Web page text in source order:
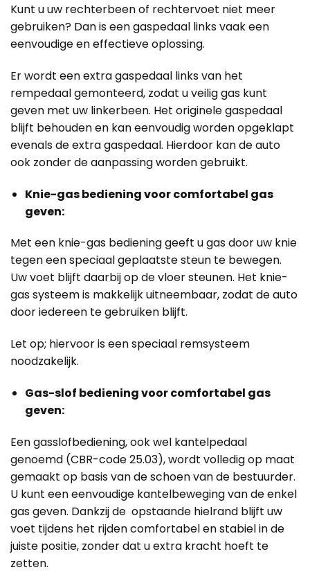
Kunt u uw rechterbeen of rechtervoet niet meer
gebruiken? Dan is een gaspedaal links vaak een
eenvoudige en effectieve oplossing.
Er wordt een extra gaspedaal links van het
rempedaal gemonteerd, zodat u veilig gas kunt
geven met uw linkerbeen. Het originele gaspedaal
blijft behouden en kan eenvoudig worden opgeklapt
evenals de extra gaspedaal. Hierdoor kan de auto
ook zonder de aanpassing worden gebruikt.
Knie-gas bediening voor comfortabel gas
geven:
Met een knie-gas bediening geeft u gas door uw knie
tegen een speciaal geplaatste steun te bewegen.
Uw voet blijft daarbij op de vloer steunen. Het knie-
gas systeem is makkelijk uitneembaar, zodat de auto
door iedereen te gebruiken blijft.
Let op; hiervoor is een speciaal remsysteem
noodzakelijk.
Gas-slof bediening voor comfortabel gas
geven:
Een gasslofbediening, ook wel kantelpedaal
genoemd (CBR-code 25.03), wordt volledig op maat
gemaakt op basis van de schoen van de bestuurder.
U kunt een eenvoudige kantelbeweging van de enkel
gas geven. Dankzij de opstaande hielrand blijft uw
voet tijdens het rijden comfortabel en stabiel in de
juiste positie, zonder dat u extra kracht hoeft te
zetten.